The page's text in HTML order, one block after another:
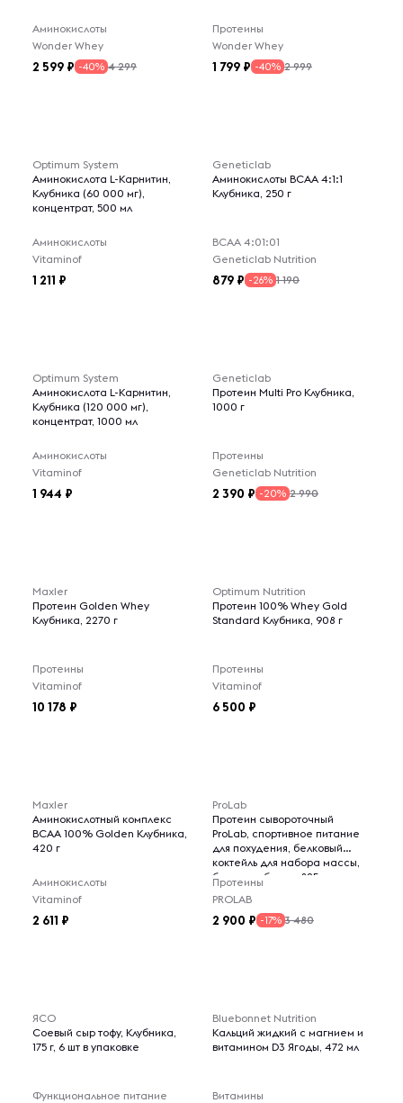
Аминокислоты
Wonder Whey
2 599 -40% 4 299
Протеины
Wonder Whey
1 799 -40% 2 999
Optimum System
Аминокислота L-Карнитин,
Клубника (60 000 мг),
концентрат, 500 мл
Аминокислоты
Vitaminof
1 211
Geneticlab
Аминокислоты BCAA 4:1:1
Клубника, 250 г
ВСАА 4:01:01
Geneticlab Nutrition
879 -26% 1 190
Optimum System
Аминокислота L-Карнитин,
Клубника (120 000 мг),
концентрат, 1000 мл
Аминокислоты
Vitaminof
1 944
Geneticlab
Протеин Multi Pro Клубника,
1000 г
Протеины
Geneticlab Nutrition
2 390 -20% 2 990
Maxler
Протеин Golden Whey
Клубника, 2270 г
Протеины
Vitaminof
10 178
Optimum Nutrition
Протеин 100% Whey Gold
Standard Клубника, 908 г
Протеины
Vitaminof
6 500
Maxler
Аминокислотный комплекс
BCAA 100% Golden Клубника,
420 г
Аминокислоты
Vitaminof
2 611
ProLab
Протеин сывороточный
ProLab, спортивное питание
для похудения, белковый
коктейль для набора массы,
банан клубника, 825г
Протеины
PROLAB
2 900 -17% 3 480
ЯСО
Соевый сыр тофу, Клубника,
175 г, 6 шт в упаковке
Функциональное питание
Bluebonnet Nutrition
Кальций жидкий с магнием и
витамином D3 Ягоды, 472 мл
Витамины